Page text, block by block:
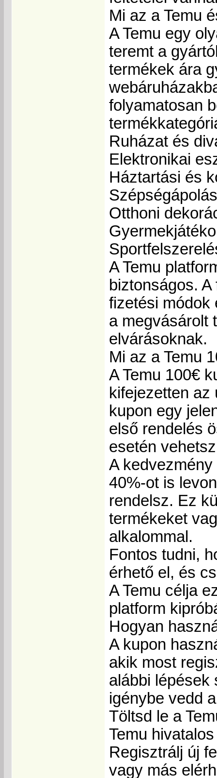
Mi az a Temu
A Temu egy
teremt a
termékek ára
folyamatosan
Ruházat és
Elektronikai
Háztartási és
Otthoni
A Temu
biztonságos.
fizetési módok
a megvásárolt
elvárásoknak.
Mi az a Temu
A Temu 100€
kifejezetten
kupon egy
első rendelés
esetén
A
40%-ot is
rendelsz. Ez
termékeket
alkalommal.
Fontos tudni,
érhető el, és
A Temu célja
platform
Hogyan
A kupon
akik most
alábbi lépések
igénybe vedd
Töltsd le a
Temu
Regisztrálj új
vagy más